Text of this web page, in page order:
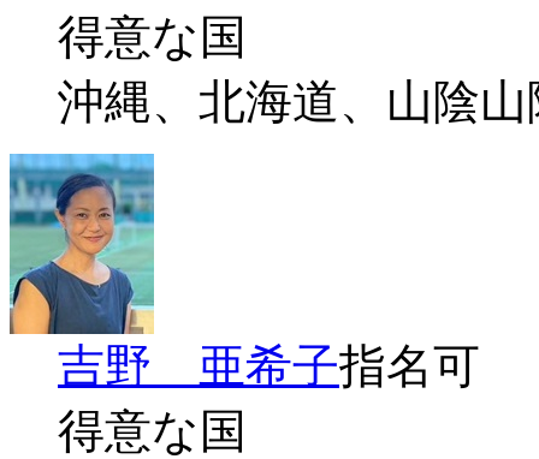
得意な国
沖縄、北海道、山陰
吉野 亜希子指名可
得意な国